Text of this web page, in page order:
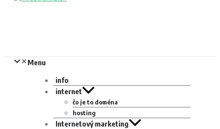
Menu
info
internet
čo je to doména
hosting
Internetový marketing